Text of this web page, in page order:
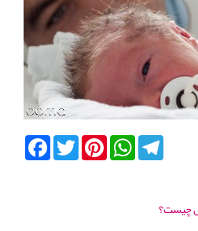
FacebookTwitterPinterestWhatsAppTelegram
چیست؟